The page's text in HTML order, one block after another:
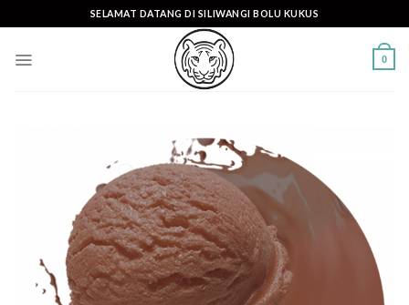
to
SELAMAT DATANG DI SILIWANGI BOLU KUKUS
0